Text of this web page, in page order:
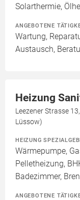
Solarthermie,
ANGEBOTENE
Wartung,
Austausch,
Heizung
Leezener Strasse
Lüssow)
HEIZUNG
Wärmepumpe,
Pelletheizung,
Badezimmer,
ANGEBOTENE